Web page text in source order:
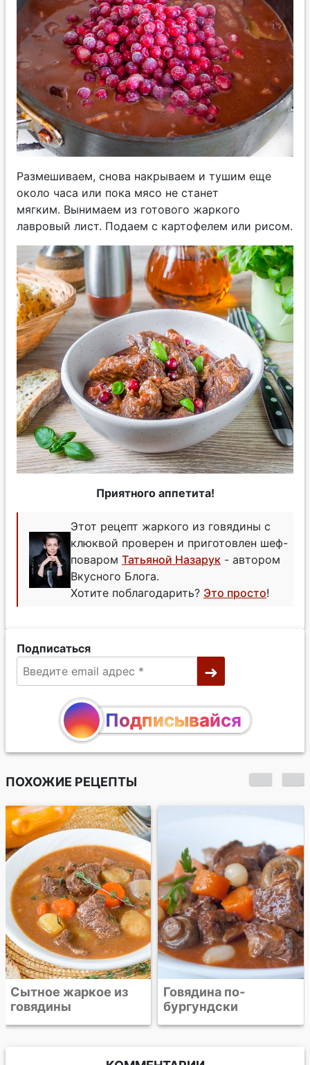
Размешиваем, снова накрываем и тушим еще
около часа или пока мясо не станет
мягким. Вынимаем из готового жаркого
лавровый лист. Подаем с картофелем или рисом.
Приятного аппетита!
Этот рецепт жаркого из говядины с
клюквой проверен и приготовлен шеф-
поваром Татьяной Назарук - автором
Вкусного Блога.
Хотите поблагодарить? Это просто!
Подписаться
Подписывайся
ПОХОЖИЕ РЕЦЕПТЫ
Говядина по-
бургундски
Рагу из говядины с